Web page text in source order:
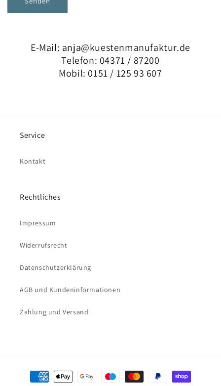
E-Mail: anja@kuestenmanufaktur.de
Telefon: 04371 / 87200
Mobil: 0151 / 125 93 607
Service
Kontakt
Rechtliches
Impressum
Widerrufsrecht
Datenschutzerklärung
AGB und Kundeninformationen
Zahlung und Versand
Zahlungsmethoden